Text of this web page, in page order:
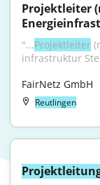
Projektleiter
"...Projektleiter
infrastruktur
FairNetz GmbH
Reutlingen